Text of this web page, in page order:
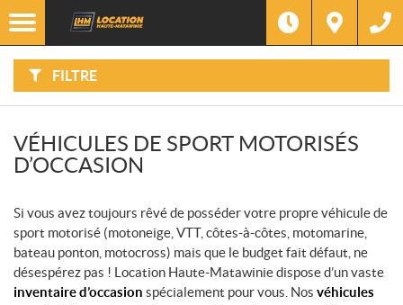
FILTRE
F
I
L
T
R
Options
Filtre
Catégorie
Marque
Année
Inventaire
CHERCHER
VÉHICULES DE SPORT MOTORISÉS
D’OCCASION
Si vous avez toujours rêvé de posséder votre propre véhicule de
sport motorisé (motoneige, VTT, côtes-à-côtes, motomarine,
bateau ponton, motocross) mais que le budget fait défaut, ne
désespérez pas ! Location Haute-Matawinie dispose d’un vaste
inventaire d’occasion spécialement pour vous. Nos véhicules